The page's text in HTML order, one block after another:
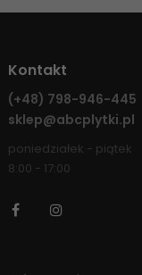
Kontakt
(+48) 798-946-445
sklep@abcplytki.pl
poniedziałek - piątek
8:00 - 17:00
Facebook